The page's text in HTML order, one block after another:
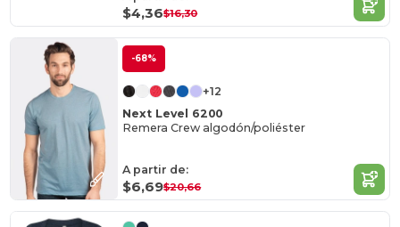
$4,36$16,30
-68%
+12
Next Level 6200
Remera Crew algodón/poliéster
A partir de:
$6,69$20,66